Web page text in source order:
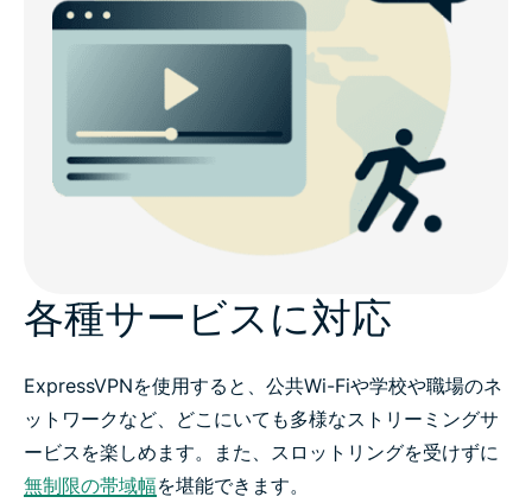
各種サービスに対応
ExpressVPNを使用すると、公共Wi-Fiや学校や職場のネ
ットワークなど、どこにいても多様なストリーミングサ
ービスを楽しめます。また、スロットリングを受けずに
無制限の帯域幅を堪能できます。